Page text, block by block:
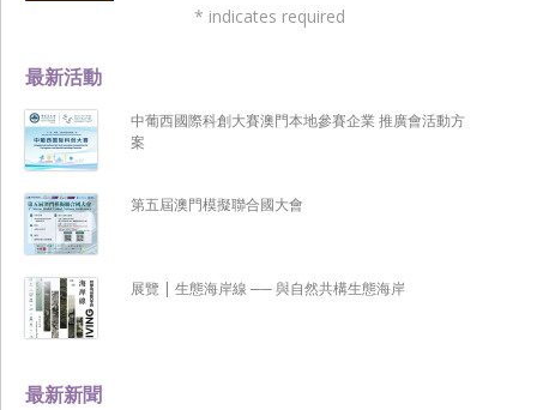
最新新聞
最新活動
中葡西國際科創大賽澳門本地參賽企業 推廣會活動方
案
第五屆澳門模擬聯合國大會
展覽 | 生態海岸線 ── 與自然共構生態海岸
* indicates required